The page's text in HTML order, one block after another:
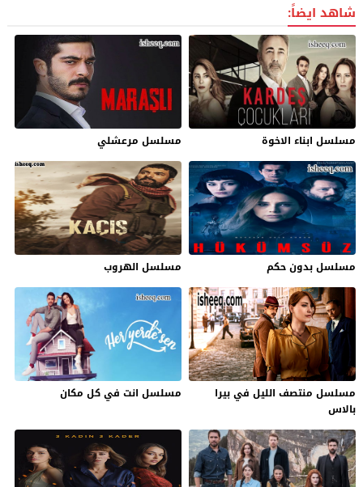
شاهد ايضاً:
مسلسل ابناء الاخوة مسلسل مرعشلي
مسلسل بدون حكم مسلسل الهروب
مسلسل منتصف الليل في بيرا
بالاس
مسلسل انت في كل مكان